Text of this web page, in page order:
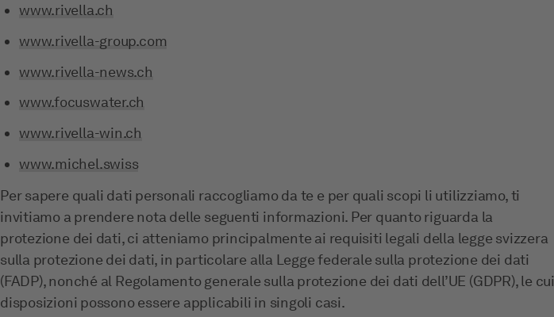
www.rivella.ch
www.rivella-group.com
www.rivella-news.ch
www.focuswater.ch
www.rivella-win.ch
www.michel.swiss
Per sapere quali dati personali raccogliamo da te e per quali scopi li utilizziamo, ti
invitiamo a prendere nota delle seguenti informazioni. Per quanto riguarda la
protezione dei dati, ci atteniamo principalmente ai requisiti legali della legge svizzera
sulla protezione dei dati, in particolare alla Legge federale sulla protezione dei dati
(FADP), nonché al Regolamento generale sulla protezione dei dati dell’UE (GDPR), le cui
disposizioni possono essere applicabili in singoli casi.